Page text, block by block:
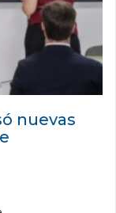
nuevas